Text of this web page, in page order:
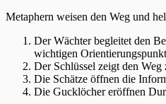
Metaphern weisen den Weg und
Der Wächter begleitet den
wichtigen
Der Schlüssel zeigt den Weg
Die Schätze öffnen die
Die Gucklöcher eröffnen